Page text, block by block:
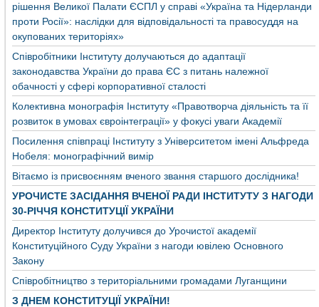
рішення Великої Палати ЄСПЛ у справі «Україна та Нідерланди
проти Росії»: наслідки для відповідальності та правосуддя на
окупованих територіях»
Співробітники Інституту долучаються до адаптації
законодавства України до права ЄС з питань належної
обачності у сфері корпоративної сталості
Колективна монографія Інституту «Правотворча діяльність та її
розвиток в умовах євроінтеграції» у фокусі уваги Академії
Посилення співпраці Інституту з Університетом імені Альфреда
Нобеля: монографічний вимір
Вітаємо із присвоєнням вченого звання старшого дослідника!
УРОЧИСТЕ ЗАСІДАННЯ ВЧЕНОЇ РАДИ ІНСТИТУТУ З НАГОДИ
30-РІЧЧЯ КОНСТИТУЦІЇ УКРАЇНИ
Директор Інституту долучився до Урочистої академії
Конституційного Суду України з нагоди ювілею Основного
Закону
Співробітництво з територіальними громадами Луганщини
З ДНЕМ КОНСТИТУЦІЇ УКРАЇНИ!